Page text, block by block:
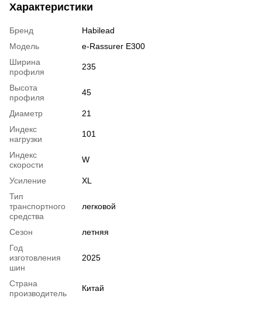
Характеристики
Бренд
Habilead
Модель
e-Rassurer E300
Ширина
профиля
235
Высота
профиля
45
Диаметр
21
Индекс
нагрузки
101
Индекс
скорости
W
Усиление
XL
Тип
транспортного
средства
легковой
Сезон
летняя
Год
изготовления
шин
2025
Страна
производитель
Китай